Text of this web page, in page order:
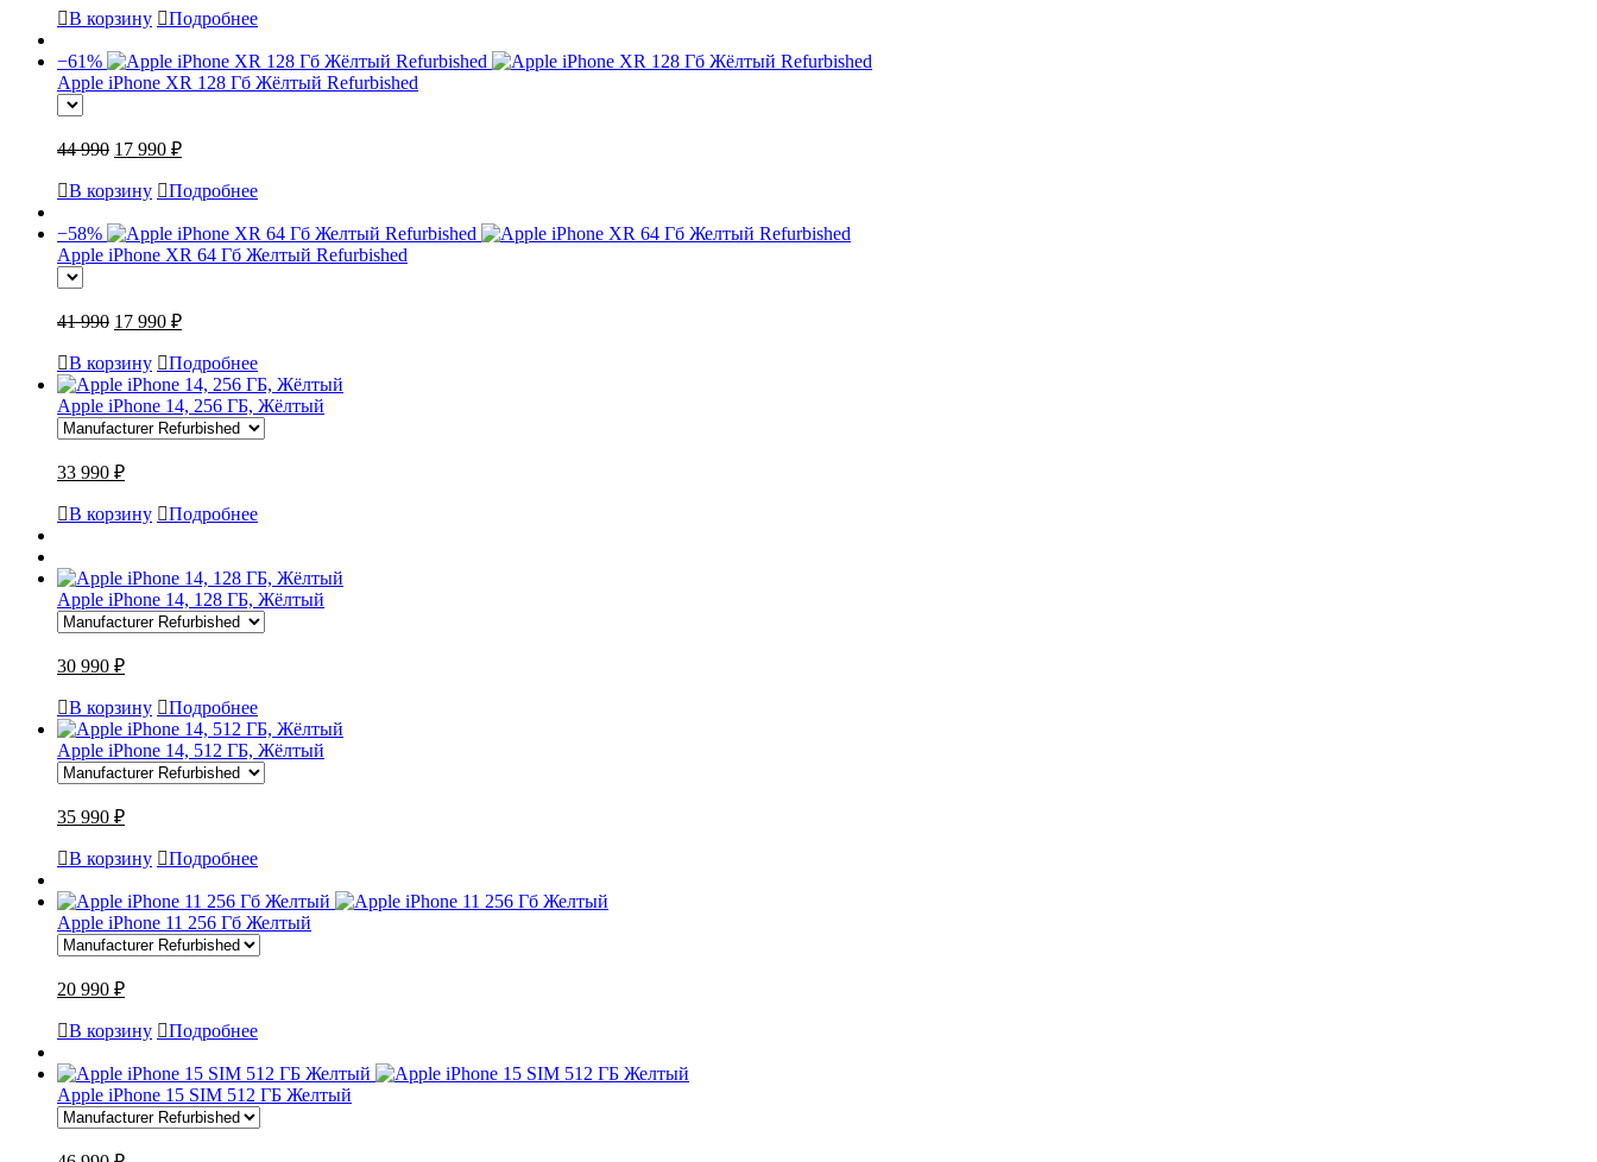
В корзину Подробнее
−61%
Apple iPhone XR 128 Гб Жёлтый Refurbished
44 990 17 990 ₽
В корзину Подробнее
−58%
Apple iPhone XR 64 Гб Желтый Refurbished
41 990 17 990 ₽
В корзину Подробнее
Apple iPhone 14, 256 ГБ, Жёлтый
33 990 ₽
В корзину Подробнее
Apple iPhone 14, 128 ГБ, Жёлтый
30 990 ₽
В корзину Подробнее
Apple iPhone 14, 512 ГБ, Жёлтый
35 990 ₽
В корзину Подробнее
Apple iPhone 11 256 Гб Желтый
20 990 ₽
В корзину Подробнее
Apple iPhone 15 SIM 512 ГБ Желтый